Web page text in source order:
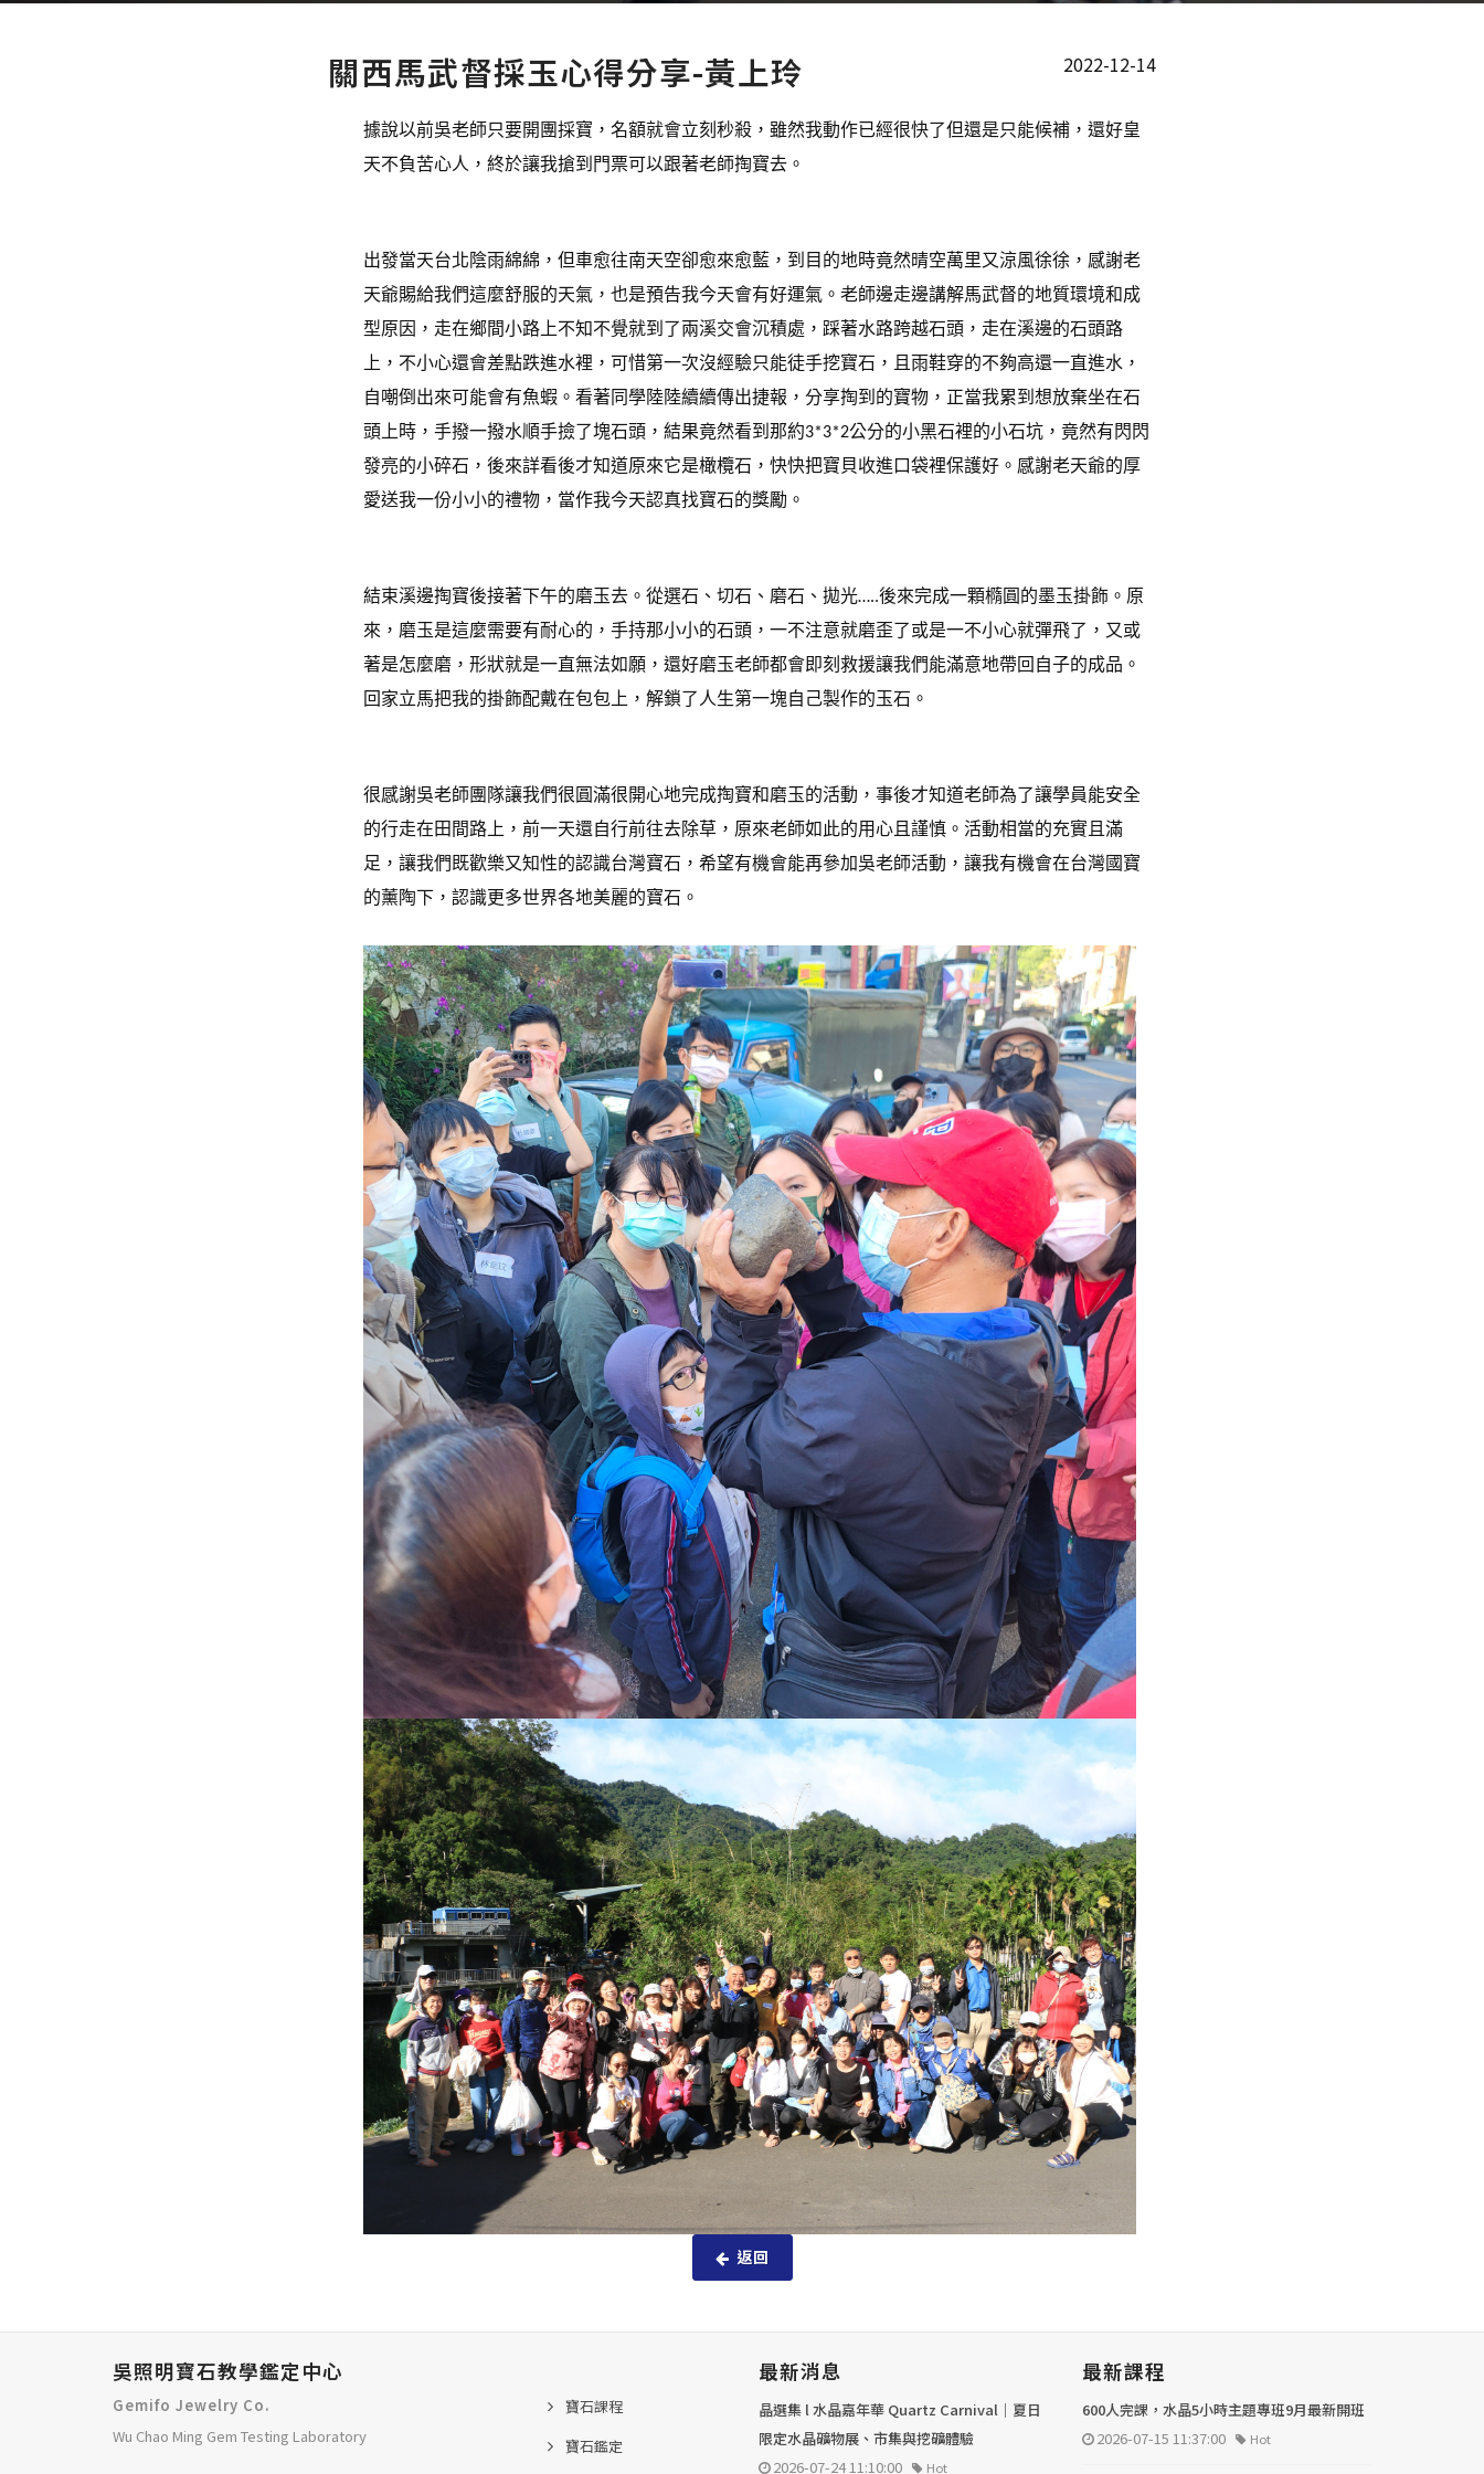
2022-12-14
關西馬武督採玉心得分享-黃上玲
據說以前吳老師只要開團採寶，名額就會立刻秒殺，雖然我動作已經很快了但還是只能候補，還好皇
天不負苦心人，終於讓我搶到門票可以跟著老師掏寶去。
出發當天台北陰雨綿綿，但車愈往南天空卻愈來愈藍，到目的地時竟然晴空萬里又涼風徐徐，感謝老
天爺賜給我們這麼舒服的天氣，也是預告我今天會有好運氣。老師邊走邊講解馬武督的地質環境和成
型原因，走在鄉間小路上不知不覺就到了兩溪交會沉積處，踩著水路跨越石頭，走在溪邊的石頭路
上，不小心還會差點跌進水裡，可惜第一次沒經驗只能徒手挖寶石，且雨鞋穿的不夠高還一直進水，
自嘲倒出來可能會有魚蝦。看著同學陸陸續續傳出捷報，分享掏到的寶物，正當我累到想放棄坐在石
頭上時，手撥一撥水順手撿了塊石頭，結果竟然看到那約3*3*2公分的小黑石裡的小石坑，竟然有閃閃
發亮的小碎石，後來詳看後才知道原來它是橄欖石，快快把寶貝收進口袋裡保護好。感謝老天爺的厚
愛送我一份小小的禮物，當作我今天認真找寶石的獎勵。
結束溪邊掏寶後接著下午的磨玉去。從選石、切石、磨石、拋光…..後來完成一顆橢圓的墨玉掛飾。原
來，磨玉是這麼需要有耐心的，手持那小小的石頭，一不注意就磨歪了或是一不小心就彈飛了，又或
著是怎麼磨，形狀就是一直無法如願，還好磨玉老師都會即刻救援讓我們能滿意地帶回自子的成品。
回家立馬把我的掛飾配戴在包包上，解鎖了人生第一塊自己製作的玉石。
很感謝吳老師團隊讓我們很圓滿很開心地完成掏寶和磨玉的活動，事後才知道老師為了讓學員能安全
的行走在田間路上，前一天還自行前往去除草，原來老師如此的用心且謹慎。活動相當的充實且滿
足，讓我們既歡樂又知性的認識台灣寶石，希望有機會能再參加吳老師活動，讓我有機會在台灣國寶
的薰陶下，認識更多世界各地美麗的寶石。
返回
吳照明寶石教學鑑定中心
Gemifo Jewelry Co.
Wu Chao Ming Gem Testing Laboratory
寶石課程
寶石鑑定
最新消息
晶選集 l 水晶嘉年華 Quartz Carnival｜夏日
限定水晶礦物展、市集與挖礦體驗
2026-07-24 11:10:00
Hot
最新課程
600人完課，水晶5小時主題專班9月最新開班
2026-07-15 11:37:00
Hot